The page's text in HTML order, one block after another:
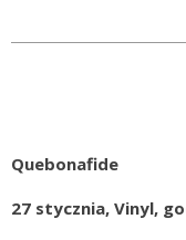
Quebonafide
27 stycznia, Vinyl,